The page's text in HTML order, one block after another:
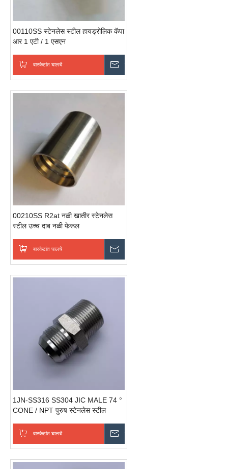
00110SS स्टेनलेस स्टील हायड्रोलिक कॅपा
आर 1 एटी / 1 एसएन
बास्केटांत घालचें
00210SS R2at नळी खातीर स्टेनलेस
स्टील उच्च दाब नळी फेरूल
बास्केटांत घालचें
1JN-SS316 SS304 JIC MALE 74 °
CONE / NPT पुरुष स्टेनलेस स्टील
बास्केटांत घालचें